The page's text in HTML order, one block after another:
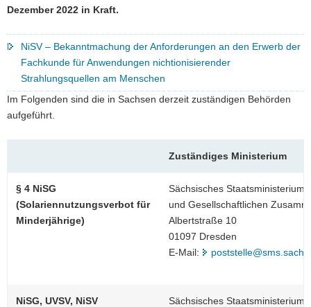
Dezember 2022 in Kraft.
NiSV – Bekanntmachung der Anforderungen an den Erwerb der
Fachkunde für Anwendungen nichtionisierender
Strahlungsquellen am Menschen
Im Folgenden sind die in Sachsen derzeit zuständigen Behörden
aufgeführt.
Zuständiges Ministerium
§ 4 NiSG
(Solariennutzungsverbot für
Minderjährige)
Sächsisches Staatsministerium
und Gesellschaftlichen
Albertstraße 10
01097 Dresden
E-Mail:
NiSG, UVSV, NiSV
Sächsisches Staatsministerium